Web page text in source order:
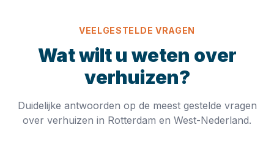
VEELGESTELDE VRAGEN
Wat wilt u weten over
verhuizen?
Duidelijke antwoorden op de meest gestelde vragen
over verhuizen in Rotterdam en West-Nederland.